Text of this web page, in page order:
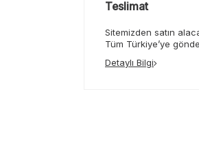
Teslimat
Sitemizden satın
Tüm Türkiye’ye
Detaylı Bilgi